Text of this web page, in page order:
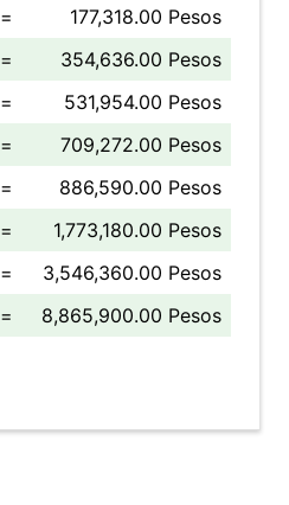
=
177,318.00 Pesos
=
354,636.00 Pesos
=
531,954.00 Pesos
=
709,272.00 Pesos
=
886,590.00 Pesos
=
1,773,180.00 Pesos
=
3,546,360.00 Pesos
= 8,865,900.00 Pesos